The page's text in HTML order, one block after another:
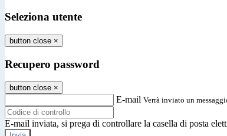
Seleziona utente
button close ×
Recupero password
button close ×
E-mail Verrà inviato un
E-mail inviata, si prega di controllare la casella di posta